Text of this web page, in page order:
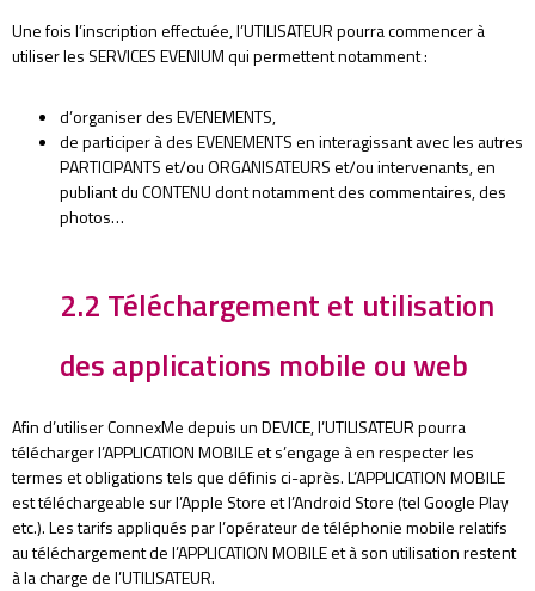
Une fois l’inscription effectuée, l’UTILISATEUR pourra commencer à
utiliser les SERVICES EVENIUM qui permettent notamment :
d’organiser des EVENEMENTS,
de participer à des EVENEMENTS en interagissant avec les autres
PARTICIPANTS et/ou ORGANISATEURS et/ou intervenants, en
publiant du CONTENU dont notamment des commentaires, des
photos…
2.2 Téléchargement et utilisation
des applications mobile ou web
Afin d’utiliser ConnexMe depuis un DEVICE, l’UTILISATEUR pourra
télécharger l’APPLICATION MOBILE et s’engage à en respecter les
termes et obligations tels que définis ci-après. L’APPLICATION MOBILE
est téléchargeable sur l’Apple Store et l’Android Store (tel Google Play
etc.). Les tarifs appliqués par l’opérateur de téléphonie mobile relatifs
au téléchargement de l’APPLICATION MOBILE et à son utilisation restent
à la charge de l’UTILISATEUR.